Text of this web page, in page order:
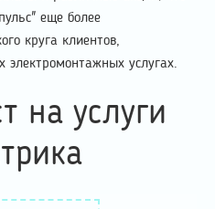
еще более
круга клиентов,
услугах.
на услуги